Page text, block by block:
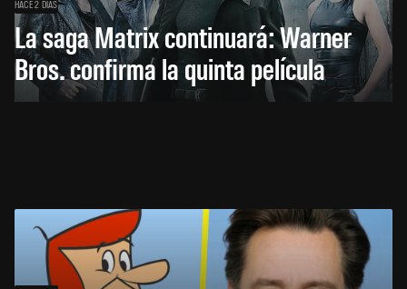
HACE 2 DÍAS
La saga Matrix continuará: Warner
Bros. confirma la quinta película